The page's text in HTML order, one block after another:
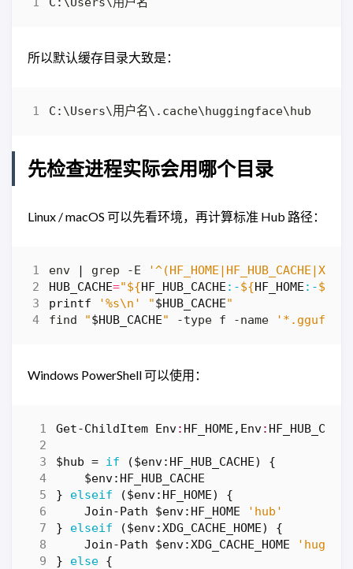
所以默认缓存目录大致是：
先检查进程实际会用哪个目录
Linux / macOS 可以先看环境，再计算标准 Hub 路径：
env | grep -E
HUB_CACHE="${HF_HUB_CACHE :-${HF_HOME :-${
printf
'%s\n' "$HUB_CACHE"
find "$HUB_CACHE" -type f -name '*.gguf'
Windows PowerShell 可以使用：
Get-ChildItem Env: HF_HOME , Env:
$hub = if ($env:HF_HUB_CACHE)
{
$env:HF_HUB_CACHE
}
elseif ($env:HF_HOME)
{
Join-Path
$env:HF_HOME
'hub'
}
elseif ($env:XDG_CACHE_HOME)
{
Join-Path
$env:XDG_CACHE_HOME
}
else {